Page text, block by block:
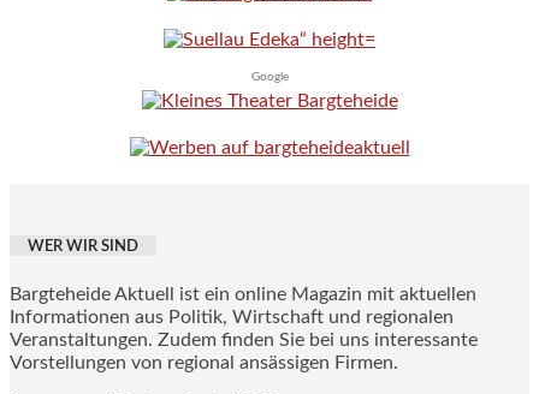
Google
WER WIR SIND
Bargteheide Aktuell ist ein online Magazin mit aktuellen
Informationen aus Politik, Wirtschaft und regionalen
Veranstaltungen. Zudem finden Sie bei uns interessante
Vorstellungen von regional ansässigen Firmen.